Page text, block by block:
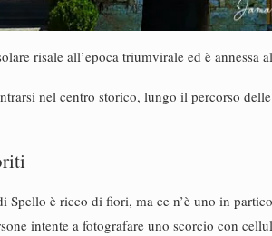
risale all’epoca triumvirale ed è
nel centro storico, lungo il percorso
Spello è ricco di fiori, ma ce n’è uno in
intente a fotografare uno scorcio con